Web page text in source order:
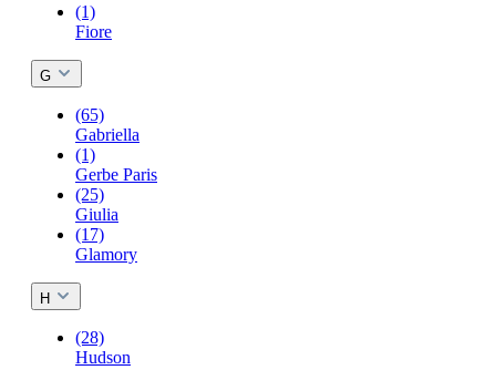
(1)
Fiore
G
(65)
Gabriella
(1)
Gerbe Paris
(25)
Giulia
(17)
Glamory
H
(28)
Hudson